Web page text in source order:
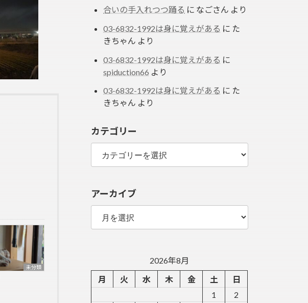
未分類
合いの手入れつつ踊るになごさんより
03-6832-1992は身に覚えがあるにた
きちゃんより
03-6832-1992は身に覚えがあるに
spiduction66より
03-6832-1992は身に覚えがあるにた
きちゃんより
カテゴリー
カ
テ
ゴ
リ
ー
アーカイブ
ア
ー
カ
イ
ブ
2026年8月
月
火 水 木 金 土
日
1
2